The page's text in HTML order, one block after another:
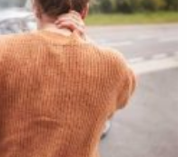
לדוג', הולך רגל שנפגע
לראות, ישנם מקרים
ברורה, והכיסוי
למימוש זכויות
יותר מורכבות ויש